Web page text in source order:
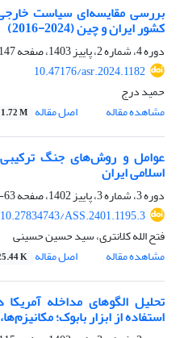
بررسی مقایسه‌ای سیاست
کشور ایران و چین (2024-2016)
دوره 4، شماره 2، پاییز 1403، صفحه
147-178
10.47176/asr.2024.1182
حمید درج
مشاهده مقاله
اصل مقاله 1.72 M
عوامل و روش‌های جنگ
اسلامی ایران
دوره 3، شماره 3، پاییز 1402، صفحه
63-92
10.27834743/ASS.2401.1195.3
فتح الله کلانتری، سید حسین حسینی
مشاهده مقاله
اصل مقاله K
تحلیل الگوهای مداخله
استفاده از ابزار بابوک؛